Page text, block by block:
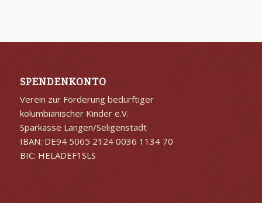
SPENDENKONTO
Verein zur Förderung bedürftiger
kolumbianischer Kinder e.V.
Sparkasse Langen/Seligenstadt
IBAN: DE94 5065 2124 0036 1134 70
BIC: HELADEF1SLS